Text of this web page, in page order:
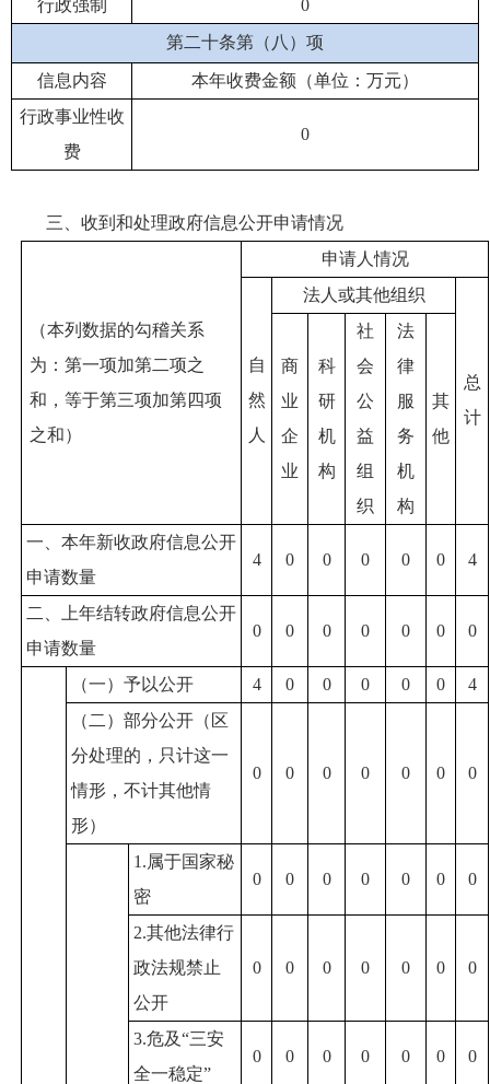
行政强制
0
第二十条第（八）项
信息内容
本年收费金额（单位：万元）
行政事业性收
费
0
三、收到和处理政府信息公开申请情况
（本列数据的勾稽关系
为：第一项加第二项之
和，等于第三项加第四项
之和）
申请人情况
自
然
人
法人或其他组织
总
计
商
业
企
业
科
研
机
构
社
会
公
益
组
织
法
律
服
务
机
构
其
他
一、本年新收政府信息公开
申请数量
4 0 0 0 0 0 4
二、上年结转政府信息公开
申请数量
0 0 0 0 0 0 0
（一）予以公开 4 0 0 0 0 0
4
（二）部分公开（区
分处理的，只计这一
情形，不计其他情
形）
0 0 0 0 0 0 0
1.属于国家秘
密
0 0 0 0 0 0 0
2.其他法律行
政法规禁止
公开
0 0 0 0 0 0 0
3.危及“三安
全一稳定”
0 0 0 0 0 0 0